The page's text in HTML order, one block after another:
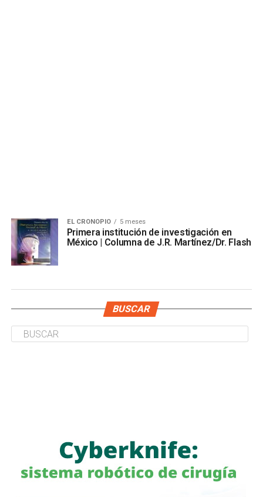
EL CRONOPIO 5 meses
Primera institución de investigación en
México | Columna de J.R. Martínez/Dr. Flash
BUSCAR